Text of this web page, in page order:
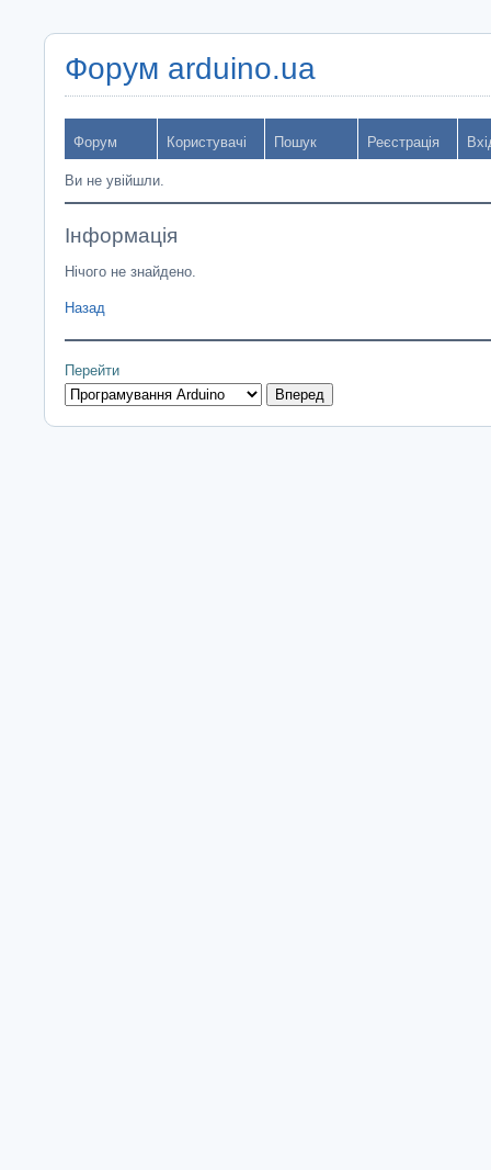
Форум arduino.ua
Форум Користувачі Пошук Реєстрація
Ви не увійшли.
Інформація
Нічого не знайдено.
Назад
Перейти